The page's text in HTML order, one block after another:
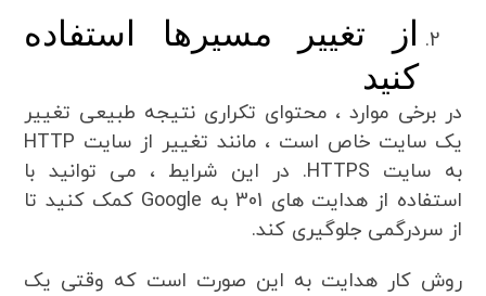
از تغییر مسیرها استفاده
کنید
در برخی موارد ، محتوای تکراری نتیجه طبیعی تغییر
یک سایت خاص است ، مانند تغییر از سایت HTTP
به سایت HTTPS. در این شرایط ، می توانید با
استفاده از هدایت های 301 به Google کمک کنید تا
از سردرگمی جلوگیری کند.
روش کار هدایت به این صورت است که وقتی یک